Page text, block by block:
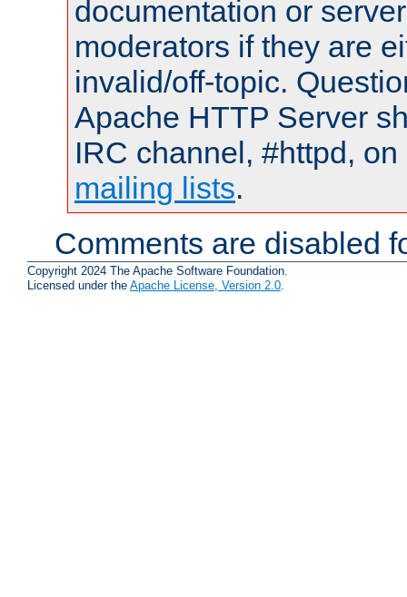
documentation or
moderators if they are
invalid/off-topic.
Apache HTTP Server
IRC channel, #httpd,
mailing lists.
Comments are disabled
Copyright 2024 The Apache Software Foundation.
Licensed under the Apache License, Version 2.0.